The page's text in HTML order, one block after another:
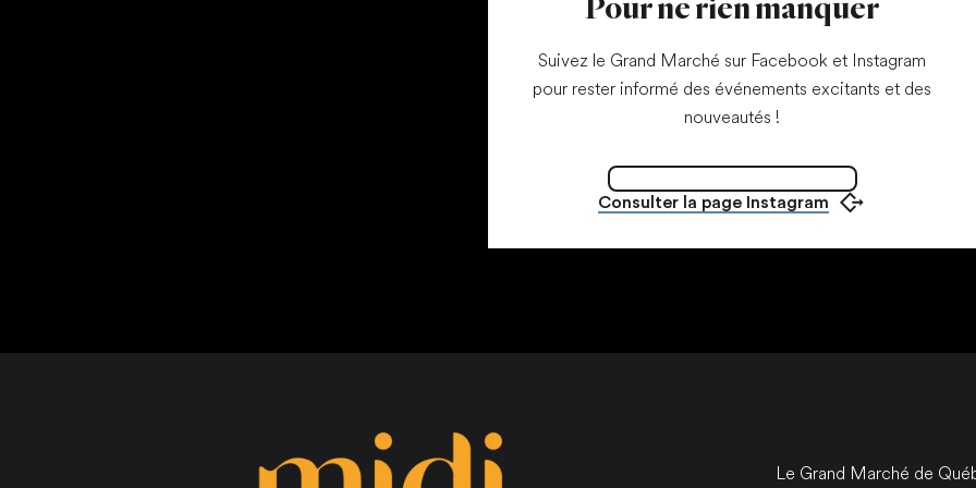
Pour ne rien manquer
Suivez le Grand Marché sur Facebook et Instagram
pour rester informé des événements excitants et des
nouveautés !
Nous suivre sur Facebook
Ouvrir dans un nouvel onglet
Consulter la page Instagram
Ouvrir dans un nouvel onglet
Le Grand Marché de